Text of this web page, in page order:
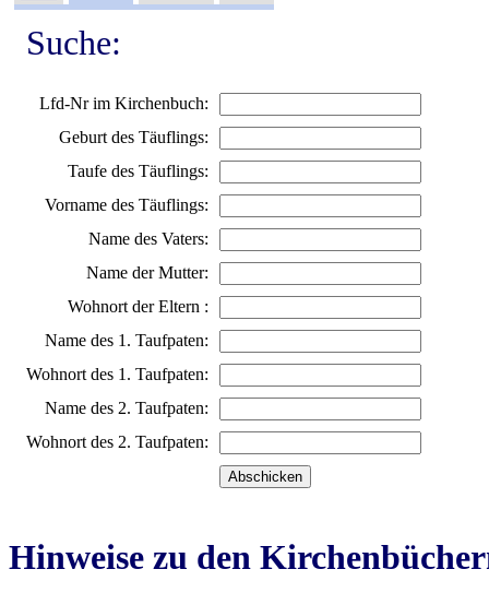
Suche:
Lfd-Nr im Kirchenbuch:
Geburt des Täuflings:
Taufe des Täuflings:
Vorname des Täuflings:
Name des Vaters:
Name der Mutter:
Wohnort der Eltern :
Name des 1. Taufpaten:
Wohnort des 1. Taufpaten:
Name des 2. Taufpaten:
Wohnort des 2. Taufpaten:
Hinweise zu den